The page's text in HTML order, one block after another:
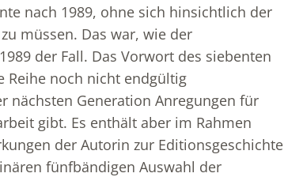
nach 1989, ohne sich hinsichtlich der
müssen. Das war, wie der
der Fall. Das Vorwort des siebenten
Reihe noch nicht endgültig
nächsten Generation Anregungen für
gibt. Es enthält aber im Rahmen
der Autorin zur Editionsgeschichte
fünfbändigen Auswahl der